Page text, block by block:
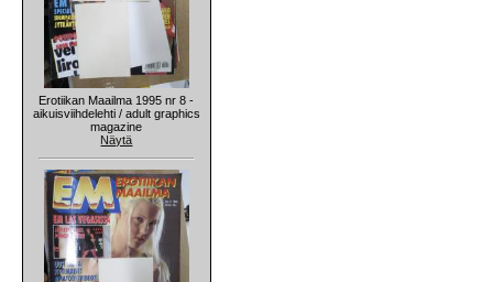
Erotiikan Maailma 1995 nr 8 -
aikuisviihdelehti / adult graphics
magazine
Näytä